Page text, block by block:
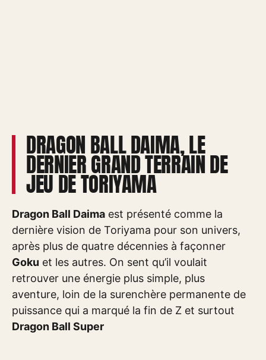
DRAGON BALL DAIMA, LE
DERNIER GRAND TERRAIN DE
JEU DE TORIYAMA
Dragon Ball Daima est présenté comme la
dernière vision de Toriyama pour son univers,
après plus de quatre décennies à façonner
Goku et les autres. On sent qu’il voulait
retrouver une énergie plus simple, plus
aventure, loin de la surenchère permanente de
puissance qui a marqué la fin de Z et surtout
Dragon Ball Super